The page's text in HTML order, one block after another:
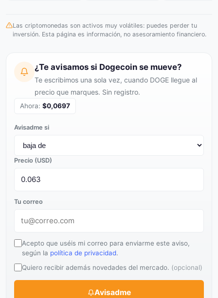
Las criptomonedas son activos muy volátiles: puedes perder tu
inversión. Esta página es información, no asesoramiento financiero.
¿Te avisamos si Dogecoin se mueve?
Te escribimos una sola vez, cuando DOGE llegue al
precio que marques. Sin registro.
Ahora: $0,0697
Avisadme si
Precio (USD)
Tu correo
Acepto que uséis mi correo para enviarme este aviso,
según la política de privacidad.
Quiero recibir además novedades del mercado. (opcional)
Avisadme